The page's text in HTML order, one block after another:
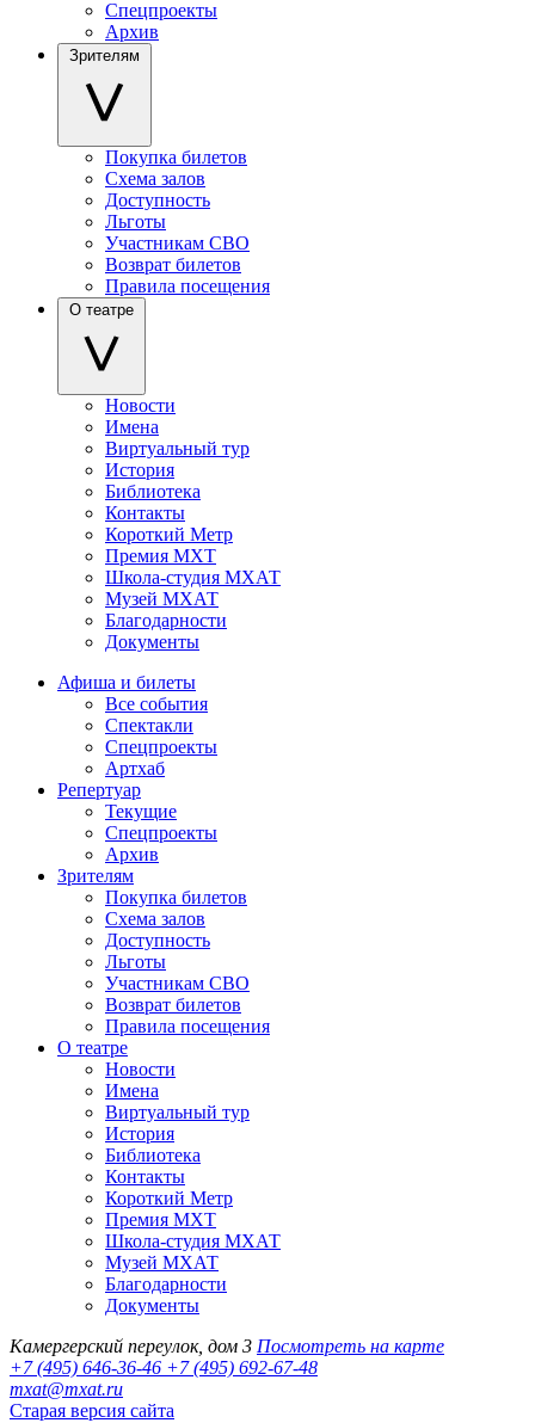
Спецпроекты
Архив
Зрителям
Покупка билетов
Схема залов
Доступность
Льготы
Участникам СВО
Возврат билетов
Правила посещения
О театре
Новости
Имена
Виртуальный тур
История
Библиотека
Контакты
Короткий Метр
Премия МХТ
Школа-студия МХАТ
Музей МХАТ
Благодарности
Документы
Афиша и билеты
Все события
Спектакли
Спецпроекты
Артхаб
Репертуар
Текущие
Спецпроекты
Архив
Зрителям
Покупка билетов
Схема залов
Доступность
Льготы
Участникам СВО
Возврат билетов
Правила посещения
О театре
Новости
Имена
Виртуальный тур
История
Библиотека
Контакты
Короткий Метр
Премия МХТ
Школа-студия МХАТ
Музей МХАТ
Благодарности
Документы
Камергерский переулок, дом 3 Посмотреть на карте
+7 (495) 646-36-46 +7 (495) 692-67-48‬
mxat@mxat.ru
Старая версия сайта